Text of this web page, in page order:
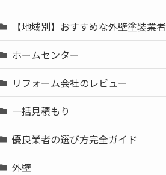
【地域別】おすすめな外壁塗装業者
ホームセンター
リフォーム会社のレビュー
一括見積もり
優良業者の選び方完全ガイド
外壁